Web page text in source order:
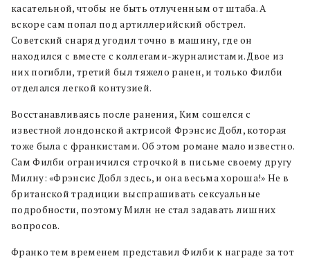
касательной, чтобы не быть отлученным от штаба. А
вскоре сам попал под артиллерийский обстрел.
Советский снаряд угодил точно в машину, где он
находился с вместе с коллегами-журналистами. Двое из
них погибли, третий был тяжело ранен, и только Филби
отделался легкой контузией.
Восстанавливаясь после ранения, Ким сошелся с
известной лондонской актрисой Фрэнсис Добл, которая
тоже была с франкистами. Об этом романе мало известно.
Сам Филби ограничился строчкой в письме своему другу
Милну: «Фрэнсис Добл здесь, и она весьма хороша!» Не в
британской традиции выспрашивать сексуальные
подробности, поэтому Милн не стал задавать лишних
вопросов.
Франко тем временем представил Филби к награде за тот